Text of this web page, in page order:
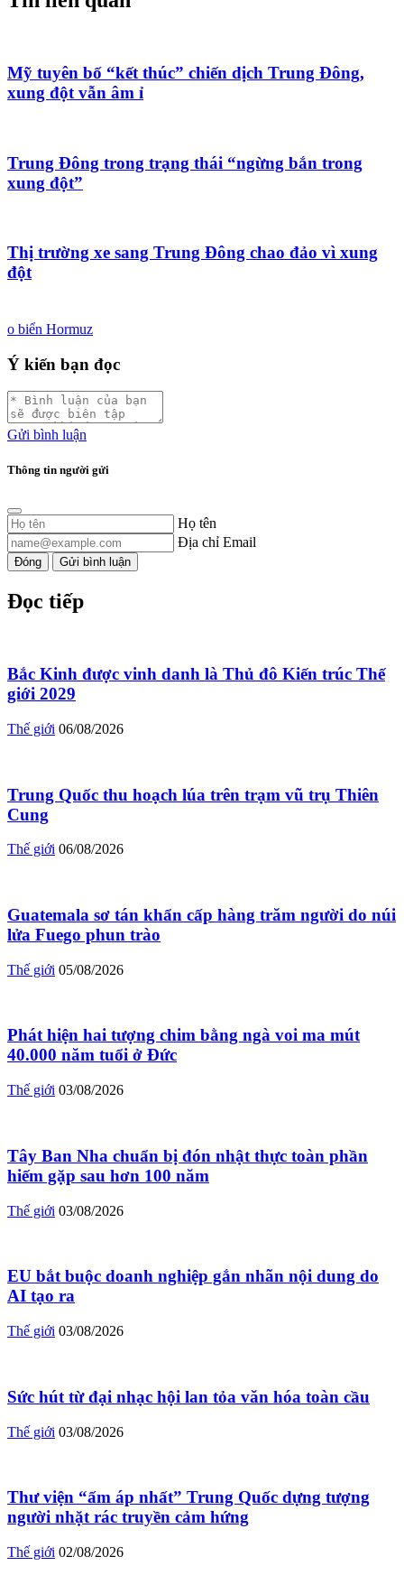
Mỹ tuyên bố “kết thúc” chiến dịch Trung Đông,
xung đột vẫn âm ỉ
Trung Đông trong trạng thái “ngừng bắn trong
xung đột”
Thị trường xe sang Trung Đông chao đảo vì xung
đột
o biển Hormuz
Ý kiến bạn đọc
Gửi bình luận
Thông tin người gửi
Họ tên
Địa chỉ Email
Đóng Gửi bình luận
Đọc tiếp
Bắc Kinh được vinh danh là Thủ đô Kiến trúc Thế
giới 2029
Thế giới 06/08/2026
Trung Quốc thu hoạch lúa trên trạm vũ trụ Thiên
Cung
Thế giới 06/08/2026
Guatemala sơ tán khẩn cấp hàng trăm người do núi
lửa Fuego phun trào
Thế giới 05/08/2026
Phát hiện hai tượng chim bằng ngà voi ma mút
40.000 năm tuổi ở Đức
Thế giới 03/08/2026
Tây Ban Nha chuẩn bị đón nhật thực toàn phần
hiếm gặp sau hơn 100 năm
Thế giới 03/08/2026
EU bắt buộc doanh nghiệp gắn nhãn nội dung do
AI tạo ra
Thế giới 03/08/2026
Sức hút từ đại nhạc hội lan tỏa văn hóa toàn cầu
Thế giới 03/08/2026
Thư viện “ấm áp nhất” Trung Quốc dựng tượng
người nhặt rác truyền cảm hứng
Thế giới 02/08/2026